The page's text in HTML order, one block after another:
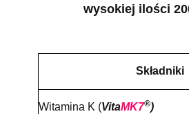
wysokiej ilości
Składniki
Witamina K (VitaMK7®)